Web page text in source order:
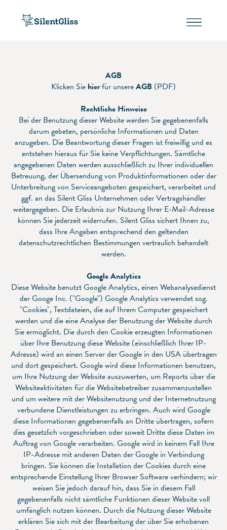
AGB
Klicken Sie hierfür unsereAGB (PDF)
Rechtliche Hinweise
Bei der Benutzung dieser Website werden Sie gegebenenfalls
darum gebeten, persönliche Informationen und Daten
anzugeben. Die Beantwortung dieser Fragen ist freiwillig und es
entstehen hieraus für Sie keine Verpflichtungen. Sämtliche
angegebenen Daten werden ausschließlich zu Ihrer individuellen
Betreuung, der Übersendung von Produktinformationen oder der
Unterbreitung von Serviceangeboten gespeichert, verarbeitet und
ggf. an das Silent Gliss Unternehmen oder Vertragshändler
weitergegeben. Die Erlaubnis zur Nutzung Ihrer E-Mail-Adresse
können Sie jederzeit widerrufen. Silent Gliss sichert Ihnen zu,
dass Ihre Angaben entsprechend den geltenden
datenschutzrechtlichen Bestimmungen vertraulich behandelt
werden.
Google Analytics
Diese Website benutzt Google Analytics, einen Webanalysedienst
der Googe Inc. ("Google") Google Analytics verwendet sog.
"Cookies", Textdateien, die auf Ihrem Computer gespeichert
werden und die eine Analyse der Benutzung der Website durch
Sie ermöglicht. Die durch den Cookie erzeugten Informationen
über Ihre Benutzung diese Website (einschließlich Ihrer IP-
Adresse) wird an einen Server der Google in den USA übertragen
und dort gespeichert. Google wird diese Informationen benutzen,
um Ihre Nutzung der Website auszuwerten, um Reports über die
Websiteaktivitäten für die Websitebetreiber zusammenzustellen
und um weitere mit der Websitenutzung und der Internetnutzung
verbundene Dienstleistungen zu erbringen. Auch wird Google
diese Informationen gegebenenfalls an Dritte übertragen, sofern
dies gesetzlich vorgeschrieben oder soweit Dritte diese Daten im
Auftrag von Google verarbeiten. Google wird in keinem Fall Ihre
IP-Adresse mit anderen Daten der Google in Verbindung
bringen. Sie können die Installation der Cookies durch eine
entsprechende Einstellung Ihrer Browser Software verhindern; wir
weisen Sie jedoch darauf hin, dass Sie in diesem Fall
gegebenenfalls nicht sämtliche Funktionen dieser Website voll
umfänglich nutzen können. Durch die Nutzung dieser Website
erklären Sie sich mit der Bearbeitung der über Sie erhobenen